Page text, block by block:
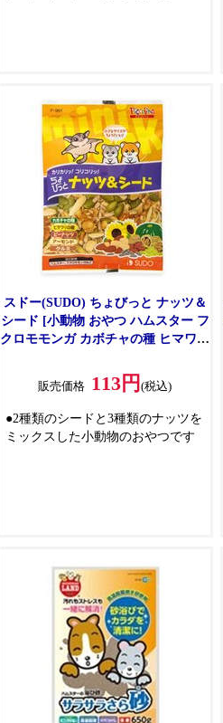
スドー(SUDO) ちょびっと ナッツ＆
シード [小動物 おやつ ハムスター フ
クロモモンガ カボチャの種 ヒマワリ
販売価格 113円 (税込)
●2種類のシードと3種類のナッツを
ミックスした小動物のおやつです